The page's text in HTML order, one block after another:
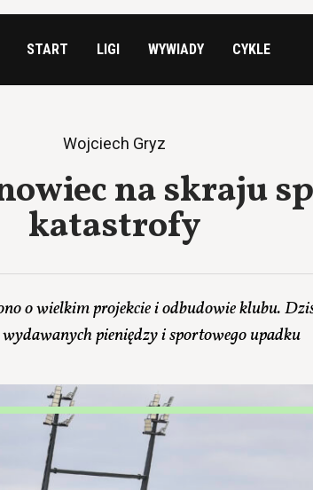
START LIGI WYWIADY CYKLE
Wojciech Gryz
na skraju
katastrofy
o wielkim projekcie i odbudowie klubu. Dziś
wydawanych pieniędzy i sportowego upadku